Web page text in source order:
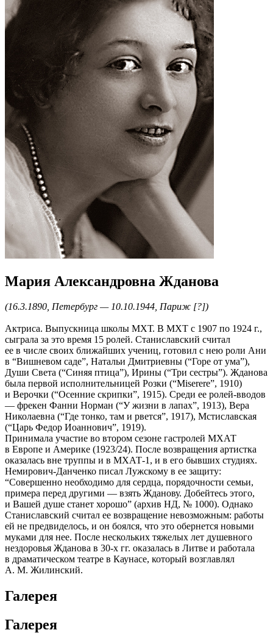
Мария Александровна Жданова
(16.3.1890, Петербург — 10.10.1944, Париж [?])
Актриса. Выпускница школы МХТ. В МХТ с 1907 по 1924 г.,
сыграла за это время 15 ролей. Станиславский считал
ее в числе своих ближайших учениц, готовил с нею роли Ани
в “Вишневом саде”, Натальи Дмитриевны (“Горе от ума”),
Души Света (“Синяя птица”), Ирины (“Три сестры”). Жданова
была первой исполнительницей Розки (“Miserere”, 1910)
и Верочки (“Осенние скрипки”, 1915). Среди ее ролей-вводов
— фрекен Фанни Норман (“У жизни в лапах”, 1913), Вера
Николаевна (“Где тонко, там и рвется”, 1917), Мстиславская
(“Царь Федор Иоаннович”, 1919).
Принимала участие во втором сезоне гастролей МХАТ
в Европе и Америке (1923/24). После возвращения артистка
оказалась вне труппы и в МХАТ‑1, и в его бывших студиях.
Немирович-Данченко писал Лужскому в ее защиту:
“Cовершенно необходимо для сердца, порядочности семьи,
примера перед другими — взять Жданову. Добейтесь этого,
и Вашей душе станет хорошо” (архив НД, № 1000). Однако
Станиславский считал ее возвращение невозможным: работы
ей не предвиделось, и он боялся, что это обернется новыми
муками для нее. После нескольких тяжелых лет душевного
нездоровья Жданова в 30-х гг. оказалась в Литве и работала
в драматическом театре в Каунасе, который возглавлял
А. М. Жилинский.
Галерея
Галерея